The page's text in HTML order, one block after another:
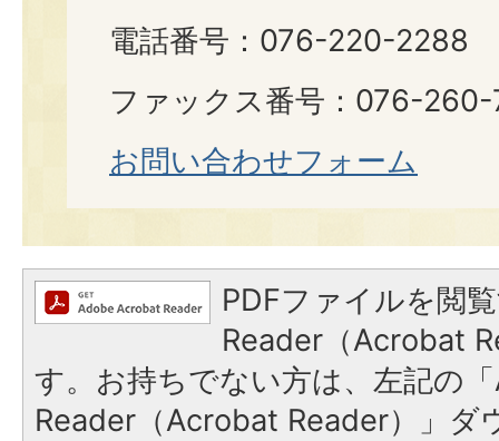
電話番号：076-220-2288
ファックス番号：076-
お問い合わせフォーム
PDFファイルを閲
Reader（Acrobat
す。お持ちでない方は、左記の
Reader（Acrobat Reader）」ダ